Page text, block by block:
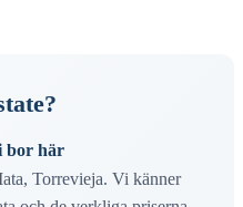
bor här
Torrevieja. Vi känner